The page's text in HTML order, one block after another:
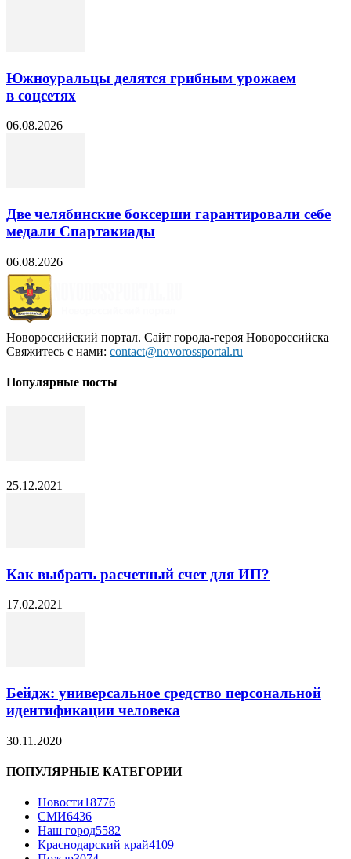
Южноуральцы делятся грибным урожаем
в соцсетях
06.08.2026
Две челябинские боксерши гарантировали себе
медали Спартакиады
06.08.2026
Новороссийский портал. Сайт города-героя Новороссийска
Свяжитесь с нами: contact@novorossportal.ru
Популярные посты
25.12.2021
Как выбрать расчетный счет для ИП?
17.02.2021
Бейдж: универсальное средство персональной
идентификации человека
30.11.2020
ПОПУЛЯРНЫЕ КАТЕГОРИИ
Новости18776
СМИ6436
Наш город5582
Краснодарский край4109